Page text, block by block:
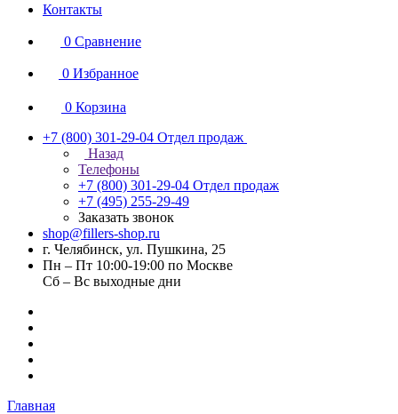
Контакты
0 Сравнение
0 Избранное
0 Корзина
+7 (800) 301-29-04 Отдел продаж
Назад
Телефоны
+7 (800) 301-29-04 Отдел продаж
+7 (495) 255-29-49
Заказать звонок
shop@fillers-shop.ru
г. Челябинск, ул. Пушкина, 25
Пн – Пт 10:00-19:00 по Москве
Сб – Вс выходные дни
Главная